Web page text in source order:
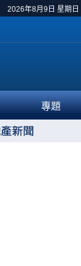
2026年8月9日 星期日
專題